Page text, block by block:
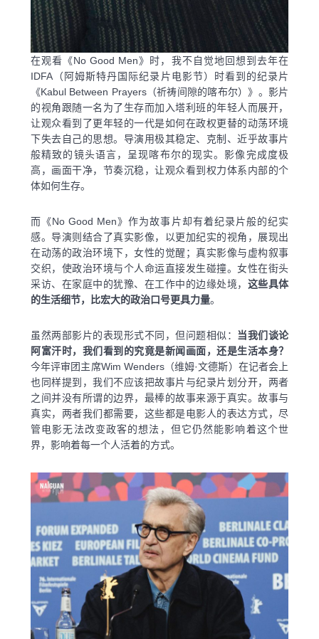
在观看《No Good Men》时，我不自觉地回想到去年在
IDFA（阿姆斯特丹国际纪录片电影节）时看到的纪录片
《Kabul Between Prayers（祈祷间隙的喀布尔）》。影片
的视角跟随一名为了生存而加入塔利班的年轻人而展开，
让观众看到了更年轻的一代是如何在政权更替的动荡环境
下失去自己的思想。导演用极其稳定、克制、近乎故事片
般精致的镜头语言，呈现喀布尔的现实。影像完成度极
高，画面干净，节奏沉稳，让观众看到权力体系内部的个
体如何生存。
而《No Good Men》作为故事片却有着纪录片般的纪实
感。导演则结合了真实影像，以更加纪实的视角，展现出
在动荡的政治环境下，女性的觉醒；真实影像与虚构叙事
交织，使政治环境与个人命运直接发生碰撞。女性在街头
采访、在家庭中的犹豫、在工作中的边缘处境， 这些具体
的生活细节，比宏大的政治口号更具力量。
虽然两部影片的表现形式不同，但问题相似：
当我们谈论
阿富汗时，我们看到的究竟是新闻画面，还是生活本身？
今年评审团主席Wim Wenders（维姆·文德斯）在记者会上
也同样提到，我们不应该把故事片与纪录片划分开，两者
之间并没有所谓的边界，最棒的故事来源于真实。故事与
真实，两者我们都需要，这些都是电影人的表达方式，尽
管电影无法改变政客的想法，但它仍然能影响着这个世
界，影响着每一个人活着的方式。